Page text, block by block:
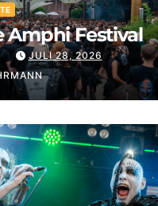
Amphi Festival
JULI 28, 2026